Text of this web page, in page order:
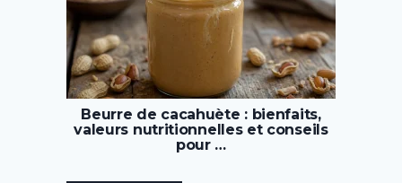
Beurre de cacahuète : bienfaits,
valeurs nutritionnelles et conseils
pour …